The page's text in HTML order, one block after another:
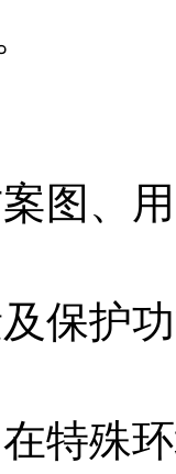
图、
保护
特殊